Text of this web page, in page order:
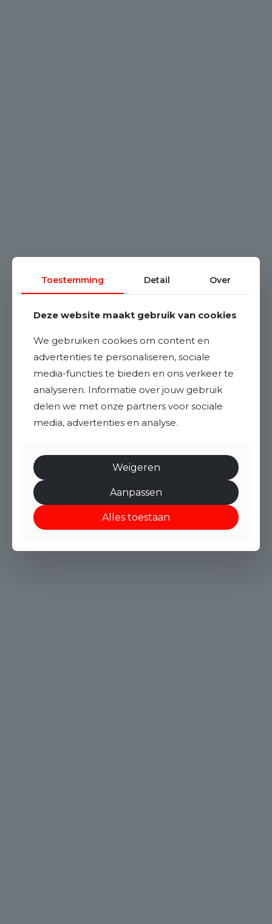
Toestemming Detail Over
Deze website maakt gebruik van cookies
We gebruiken cookies om content en
advertenties te personaliseren, sociale
media-functies te bieden en ons verkeer te
analyseren. Informatie over jouw gebruik
delen we met onze partners voor sociale
media, advertenties en analyse.
Weigeren
Aanpassen
Alles toestaan